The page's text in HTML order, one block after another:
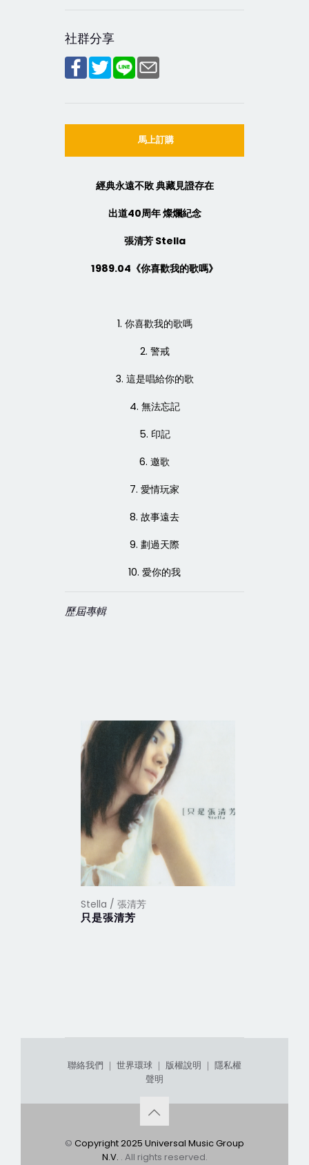
社群分享
馬上訂購
經典永遠不敗 典藏見證存在
出道40周年 燦爛紀念
張清芳 Stella
1989.04《你喜歡我的歌嗎》
1. 你喜歡我的歌嗎
2. 警戒
3. 這是唱給你的歌
4. 無法忘記
5. 印記
6. 邀歌
7. 愛情玩家
8. 故事遠去
9. 劃過天際
10. 愛你的我
歷屆專輯
Stella / 張清芳
只是張清芳
聯絡我們 ｜ 世界環球 ｜ 版權說明 ｜ 隱私權
聲明
© Copyright 2025 Universal Music Group
N.V. . All rights reserved.